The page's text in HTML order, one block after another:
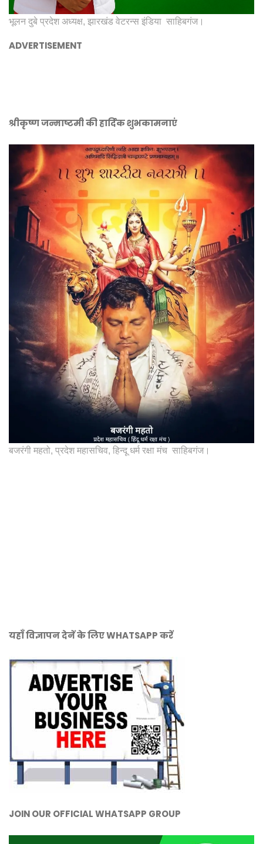
भूलन दुबे प्रदेश अध्यक्ष, झारखंड वेटरन्स इंडिया साहिबगंज।
ADVERTISEMENT
श्रीकृष्ण जन्माष्टमी की हार्दिक शुभकामनाएं
बजरंगी महतो, प्रदेश महासचिव, हिन्दू धर्म रक्षा मंच साहिबगंज।
यहाँ विज्ञापन देनें के लिए WHATSAPP करें
JOIN OUR OFFICIAL WHATSAPP GROUP